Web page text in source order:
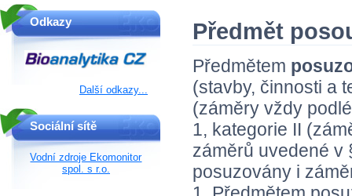
Předmět
Předmětem
(stavby, činnosti a
(záměry vždy
1, kategorie II
záměrů uvedené v
posuzovány i
Odkazy
Další odkazy...
Sociální sítě
Vodní zdroje Ekomonitor
spol. s r.o.